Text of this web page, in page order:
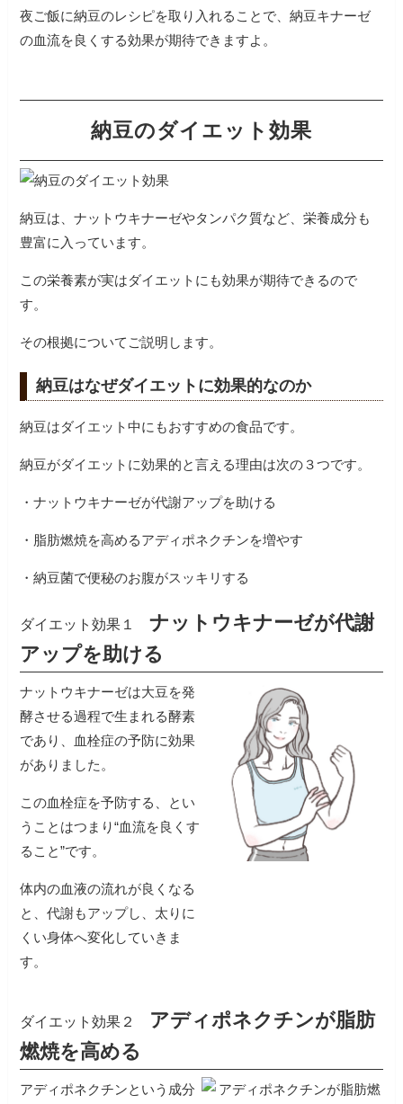
夜ご飯に納豆のレシピを取り入れることで、納豆キナーゼ
の血流を良くする効果が期待できますよ。
納豆のダイエット効果
納豆は、ナットウキナーゼやタンパク質など、栄養成分も
豊富に入っています。
この栄養素が実はダイエットにも効果が期待できるので
す。
その根拠についてご説明します。
納豆はなぜダイエットに効果的なのか
納豆はダイエット中にもおすすめの食品です。
納豆がダイエットに効果的と言える理由は次の３つです。
・ナットウキナーゼが代謝アップを助ける
・脂肪燃焼を高めるアディポネクチンを増やす
・納豆菌で便秘のお腹がスッキリする
ダイエット効果１ナットウキナーゼが代謝
アップを助ける
ナットウキナーゼは大豆を発
酵させる過程で生まれる酵素
であり、血栓症の予防に効果
がありました。
この血栓症を予防する、とい
うことはつまり“血流を良くす
ること”です。
体内の血液の流れが良くなる
と、代謝もアップし、太りに
くい身体へ変化していきま
す。
ダイエット効果２ アディポネクチンが脂肪
燃焼を高める
アディポネクチンという成分